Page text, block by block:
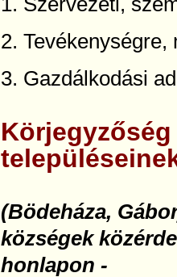
2.
3. Gazdálkodási
(Bödeháza,
községek
honlapon -